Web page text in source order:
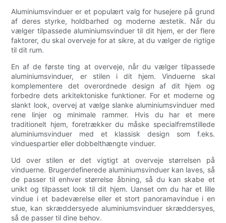
Aluminiumsvinduer er et populært valg for husejere på grund
af deres styrke, holdbarhed og moderne æstetik. Når du
vælger tilpassede aluminiumsvinduer til dit hjem, er der flere
faktorer, du skal overveje for at sikre, at du vælger de rigtige
til dit rum.
En af de første ting at overveje, når du vælger tilpassede
aluminiumsvinduer, er stilen i dit hjem. Vinduerne skal
komplementere det overordnede design af dit hjem og
forbedre dets arkitektoniske funktioner. For et moderne og
slankt look, overvej at vælge slanke aluminiumsvinduer med
rene linjer og minimale rammer. Hvis du har et mere
traditionelt hjem, foretrækker du måske specialfremstillede
aluminiumsvinduer med et klassisk design som f.eks.
vinduespartier eller dobbelthængte vinduer.
Ud over stilen er det vigtigt at overveje størrelsen på
vinduerne. Brugerdefinerede aluminiumsvinduer kan laves, så
de passer til enhver størrelse åbning, så du kan skabe et
unikt og tilpasset look til dit hjem. Uanset om du har et lille
vindue i et badeværelse eller et stort panoramavindue i en
stue, kan skræddersyede aluminiumsvinduer skræddersyes,
så de passer til dine behov.